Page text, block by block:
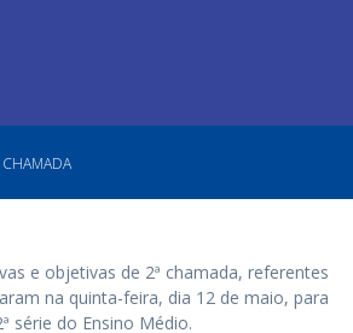
CHAMADA
e objetivas de 2ª chamada, referentes
na quinta-feira, dia 12 de maio, para
série do Ensino Médio.